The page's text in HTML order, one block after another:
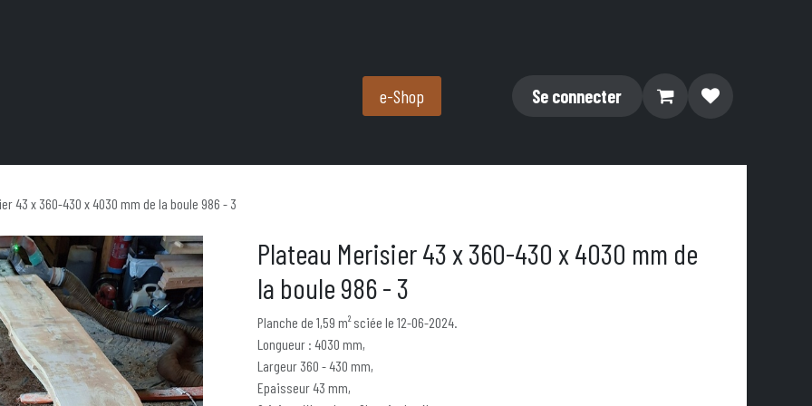
e-Shop Se connecter
43 x 360-430 x 4030 mm de la boule 986 - 3
Plateau Merisier 43 x 360-430 x 4030 mm de
la boule 986 - 3
Planche de 1,59 m² sciée le 12-06-2024.
Longueur : 4030 mm,
Largeur 360 - 430 mm,
Epaisseur 43 mm,